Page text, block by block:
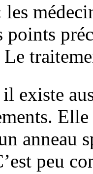
points
existe
anneau
peu